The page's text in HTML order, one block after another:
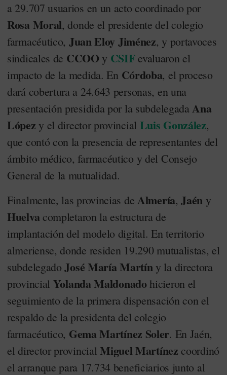
a 29.707 usuarios en un acto coordinado por
Rosa Moral, donde el presidente del colegio
farmacéutico, Juan Eloy Jiménez, y portavoces
sindicales de CCOO y CSIFevaluaron el
impacto de la medida. En Córdoba, el proceso
dará cobertura a 24.643 personas, en una
presentación presidida por la subdelegadaAna
López y el director provincial Luis González,
que contó con la presencia de representantes del
ámbito médico, farmacéutico y del Consejo
General de la mutualidad.
Finalmente, las provincias de Almería,Jaén y
Huelva completaron la estructura de
implantación del modelo digital. En territorio
almeriense, donde residen 19.290 mutualistas, el
subdelegadoJosé María Martíny la directora
provincial Yolanda Maldonado hicieron el
seguimiento de la primera dispensación con el
respaldo de la presidenta del colegio
farmacéutico, Gema Martínez Soler. En Jaén,
el director provincialMiguel Martínez coordinó
el arranque para 17.734 beneficiarios junto al